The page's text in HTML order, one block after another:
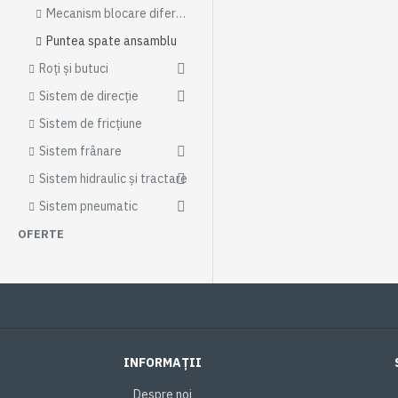
Mecanism blocare diferențial punte spate
Puntea spate ansamblu
Roți și butuci
Sistem de direcție
Sistem de fricțiune
Sistem frânare
Sistem hidraulic și tractare
Sistem pneumatic
OFERTE
INFORMAȚII
Despre noi